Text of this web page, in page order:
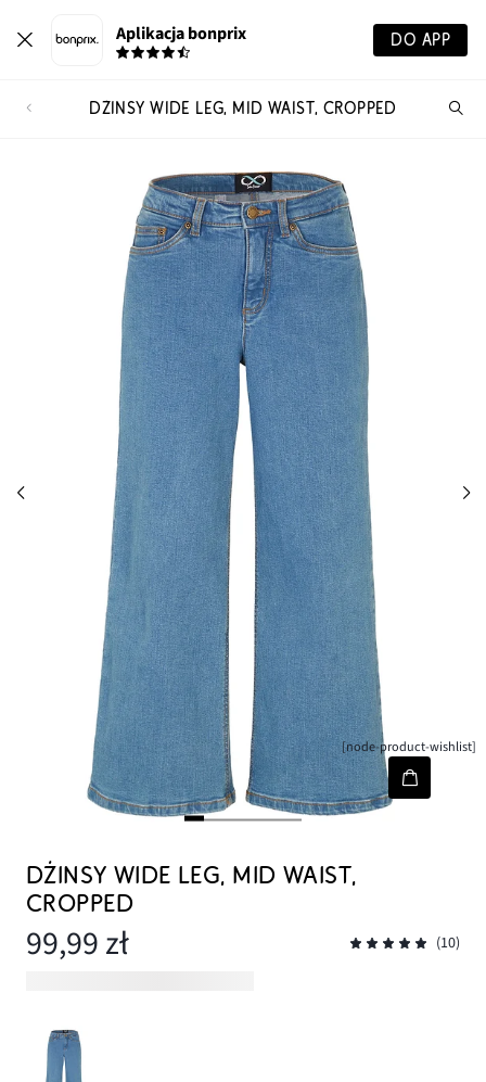
Aplikacja bonprix DO APP
DŻINSY WIDE LEG, MID WAIST, CROPPED
[node-product-wishlist]
DŻINSY WIDE LEG, MID WAIST,
CROPPED
99,99 zł (10)